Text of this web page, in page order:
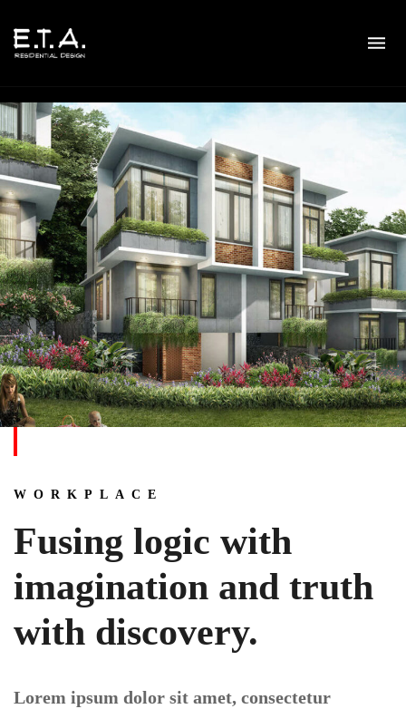
WORKPLACE
Fusing logic with
imagination and truth
with discovery.
Lorem ipsum dolor sit amet, consectetur